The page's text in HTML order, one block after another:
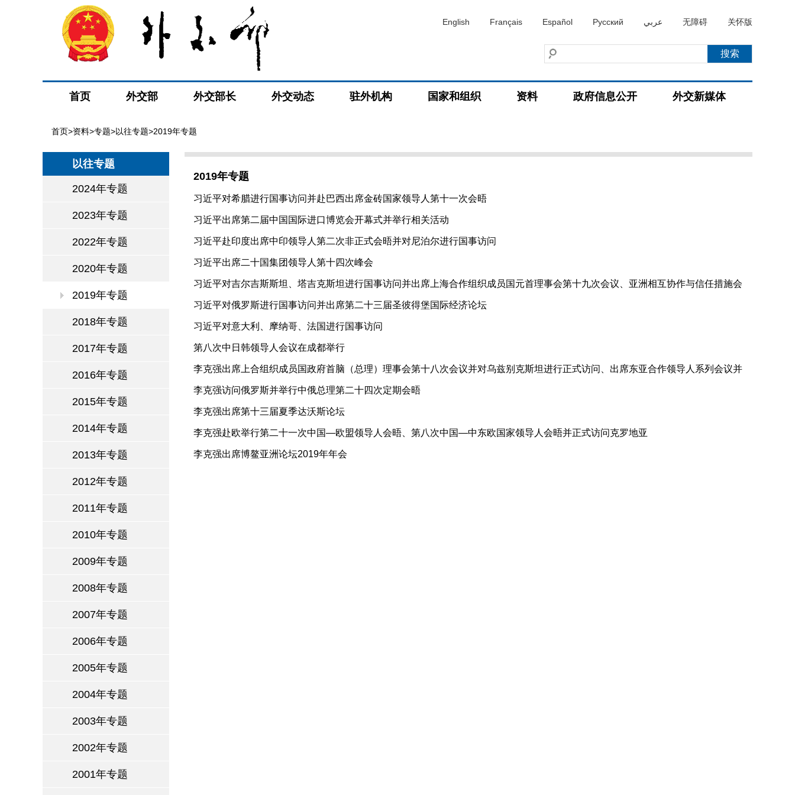
English Français Español Русский عربي 无障碍 关怀版
首页 外交部 外交部长 外交动态 驻外机构 国家和组织 资料 政府信息公开 外交新媒体
首页>资料>专题>以往专题>2019年专题
以往专题
2024年专题
2023年专题
2022年专题
2020年专题
2019年专题
2018年专题
2017年专题
2016年专题
2015年专题
2014年专题
2013年专题
2012年专题
2011年专题
2010年专题
2009年专题
2008年专题
2007年专题
2006年专题
2005年专题
2004年专题
2003年专题
2002年专题
2001年专题
2019年专题
习近平对希腊进行国事访问并赴巴西出席金砖国家领导人第十一次会晤
习近平出席第二届中国国际进口博览会开幕式并举行相关活动
习近平赴印度出席中印领导人第二次非正式会晤并对尼泊尔进行国事访问
习近平出席二十国集团领导人第十四次峰会
习近平对吉尔吉斯斯坦、塔吉克斯坦进行国事访问并出席上海合作组织成员国元首理事会第十九次会议、亚洲相互协作与信任措施会
议第五次峰会
习近平对俄罗斯进行国事访问并出席第二十三届圣彼得堡国际经济论坛
习近平对意大利、摩纳哥、法国进行国事访问
第八次中日韩领导人会议在成都举行
李克强出席上合组织成员国政府首脑（总理）理事会第十八次会议并对乌兹别克斯坦进行正式访问、出席东亚合作领导人系列会议并
对泰国进行正式访问
李克强访问俄罗斯并举行中俄总理第二十四次定期会晤
李克强出席第十三届夏季达沃斯论坛
李克强赴欧举行第二十一次中国—欧盟领导人会晤、第八次中国—中东欧国家领导人会晤并正式访问克罗地亚
李克强出席博鳌亚洲论坛2019年年会